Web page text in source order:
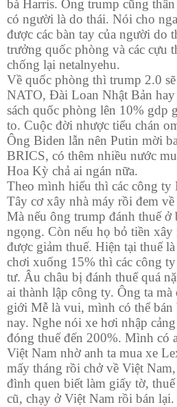
bà Harris. Ông trump cũng
có người là do thái. Nói cho
được các bàn tay của người do
trưởng quốc phòng và các cựu
chống lại netalnyehu.
Về quốc phòng thì trump 2.0
NATO, Đài Loan Nhật Bản hay
sách quốc phòng lên 10% gdp
to. Cuộc đời nhược tiểu chán
Ông Biden lẫn nên Putin mời
BRICS, có thêm nhiều nước
Hoa Kỳ chả ai ngán nữa.
Theo mình hiểu thì các công
Tây cơ xây nhà máy rồi đem
Mà nếu ông trump đánh thuế
ngọng. Còn nếu họ bỏ tiền
được giảm thuế. Hiện tại thuế
chơi xuống 15% thì các công
tư. Âu châu bị đánh thuế quá
ai thành lập công ty. Ông ta
giới Mễ là vui, mình có thể bán
nay. Nghe nói xe hơi nhập
đóng thuế đến 200%. Mình có
Việt Nam nhờ anh ta mua xe
mấy tháng rồi chở về Việt
đình quen biết làm giấy tờ,
cũ, chạy ở Việt Nam rồi bán lại.